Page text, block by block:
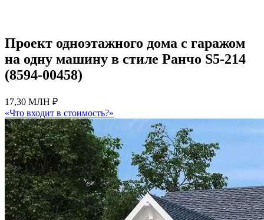
Проект одноэтажного дома с гаражом
на одну машину в стиле Ранчо S5-214
(8594-00458)
17,30 МЛН ₽
«Что входит в стоимость?»